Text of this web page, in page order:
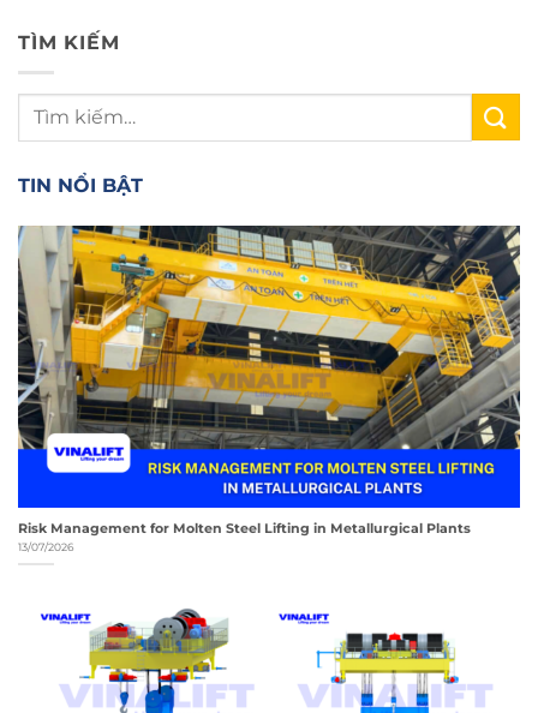
TÌM KIẾM
TIN NỔI BẬT
Risk Management for Molten Steel Lifting in Metallurgical Plants
13/07/2026